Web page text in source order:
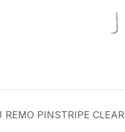
REMO PINSTRIPE CLEAR